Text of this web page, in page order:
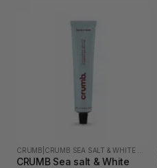
CRUMB
CRUMB Sea salt & White